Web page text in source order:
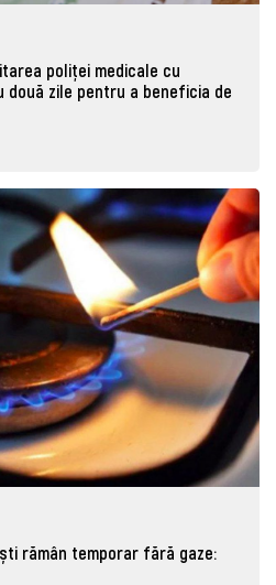
poliței medicale cu
două zile pentru a beneficia de
rămân temporar fără gaze: